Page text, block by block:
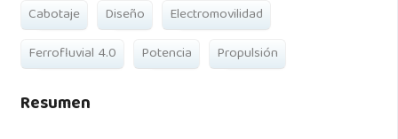
Cabotaje Diseño
Electromovilidad
Ferrofluvial 4.0
Potencia Propulsión
Resumen